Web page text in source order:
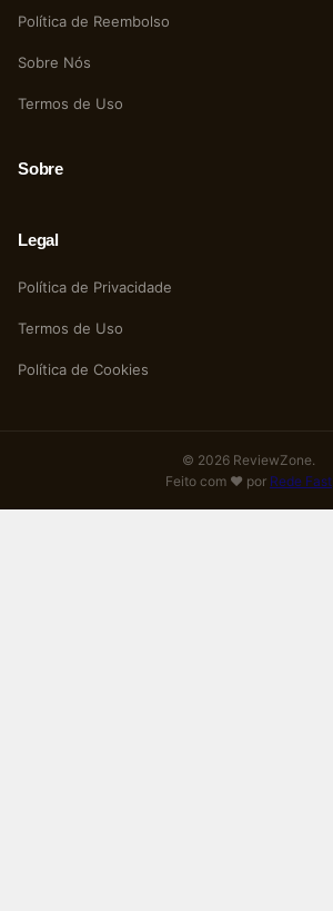
Política de Reembolso
Sobre Nós
Termos de Uso
Sobre
Legal
Política de Privacidade
Termos de Uso
Política de Cookies
© 2026 ReviewZone.
Feito com ❤️ por Rede Fast